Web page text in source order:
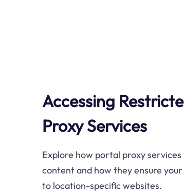
Accessing
Proxy Services
Explore how portal proxy
content and how they ensure
to location-specific websites.